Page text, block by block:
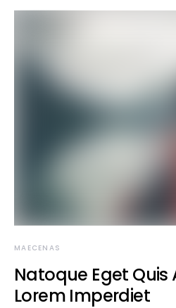
MAECENAS
Natoque Eget Quis
Lorem Imperdiet